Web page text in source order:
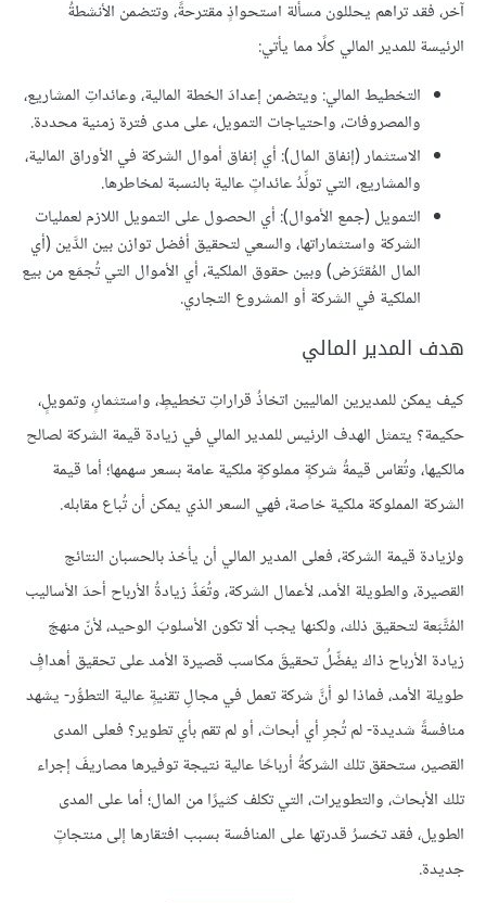
آخر، فقد تراهم يحللون مسألة استحواذٍ مقترحةً، وتتضمن الأنشطةُ
الرئيسة للمدير المالي كلًا مما يأتي:
التخطيط المالي: ويتضمن إعدادَ الخطة المالية، وعائداتِ المشاريع،
والمصروفات، واحتياجات التمويل، على مدى فترة زمنية محددة.
الاستثمار (إنفاق المال): أي إنفاق أموال الشركة في الأوراق المالية،
والمشاريع، التي تولِّدُ عائداتٍ عالية بالنسبة لمخاطرها.
التمويل (جمع الأموال): أي الحصول على التمويل اللازم لعمليات
الشركة واستثماراتها، والسعي لتحقيق أفضل توازن بين الدَّين (أي
المال المُقتَرَض) وبين حقوق الملكية، أي الأموال التي تُجمَع من بيع
الملكية في الشركة أو المشروع التجاري.
هدف المدير المالي
كيف يمكن للمديرين الماليين اتخاذُ قراراتِ تخطيطٍ، واستثمارٍ، وتمويلٍ،
حكيمة؟ يتمثل الهدف الرئيس للمدير المالي في زيادة قيمة الشركة لصالح
مالكيها، وتُقاس قيمةُ شركةٍ مملوكةٍ ملكية عامة بسعر سهمها؛ أما قيمة
الشركة المملوكة ملكية خاصة، فهي السعر الذي يمكن أن تُباع مقابله.
ولزيادة قيمة الشركة، فعلى المدير المالي أن يأخذ بالحسبان النتائج
القصيرة، والطويلة الأمد، لأعمال الشركة، وتُعَدُّ زيادةُ الأرباح أحدَ الأساليب
المُتَّبَعة لتحقيق ذلك، ولكنها يجب ألا تكون الأسلوبَ الوحيد، لأنّ منهجَ
زيادة الأرباح ذاك يفضِّلُ تحقيقَ مكاسب قصيرة الأمد على تحقيق أهدافٍ
طويلة الأمد، فماذا لو أنَّ شركة تعمل في مجالِ تقنيةٍ عالية التطوُّر- يشهد
منافسةً شديدة- لم تُجرِ أي أبحاث، أو لم تقم بأي تطوير؟ فعلى المدى
القصير، ستحقق تلك الشركةُ أرباحًا عالية نتيجة توفيرها مصاريفَ إجراء
تلك الأبحاث، والتطويرات، التي تكلف كثيرًا من المال؛ أما على المدى
الطويل، فقد تخسرُ قدرتها على المنافسة بسبب افتقارها إلى منتجاتٍ
جديدة.